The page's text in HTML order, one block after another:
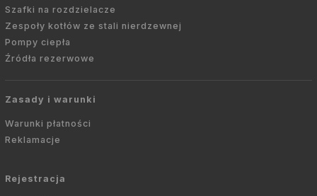
Szafki na rozdzielacze
Zespoły kotłów ze stali nierdzewnej
Pompy ciepła
Źródła rezerwowe
Zasady i warunki
Warunki płatności
Reklamacje
Rejestracja